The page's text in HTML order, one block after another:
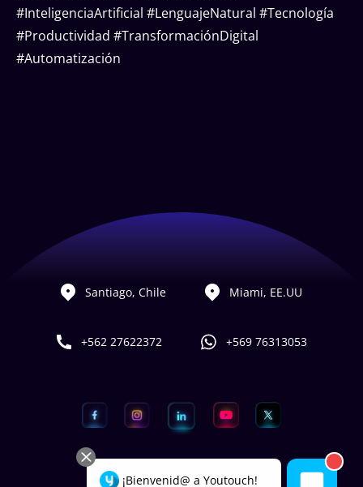
¡Bienvenid@ a Youtouch!
#InteligenciaArtificial #LenguajeNatural #Tecnología
#Productividad #TransformaciónDigital
#Automatización
Santiago, Chile Miami, EE.UU
+562 27622372 +569 76313053
Hecho con por Youtouch